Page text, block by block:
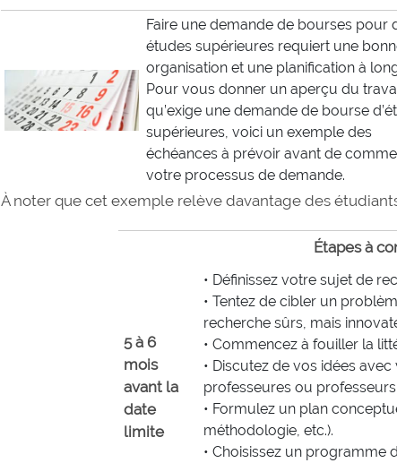
Faire une demande de bourses pour
études supérieures requiert une
organisation et une planification à
Pour vous donner un aperçu du
qu’exige une demande de bourse
supérieures, voici un exemple des
échéances à prévoir avant de
votre processus de demande.
À noter que cet exemple relève davantage des
Étapes à
5 à 6
mois
avant la
date
limite
• Définissez votre sujet de
• Tentez de cibler un
recherche sûrs, mais
• Commencez à fouiller la
• Discutez de vos idées
professeures ou professeurs.
• Formulez un plan
méthodologie, etc.).
• Choisissez un programme